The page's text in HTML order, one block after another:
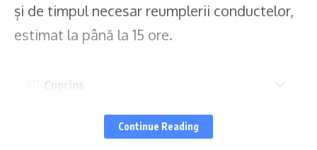
și de timpul necesar reumplerii conductelor,
estimat la până la 15 ore.
Cuprins
Zonele afectate
Ce lucrări se efectuează
Continue Reading